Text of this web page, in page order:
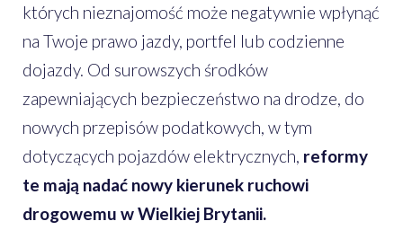
których nieznajomość może negatywnie wpłynąć
na Twoje prawo jazdy, portfel lub codzienne
dojazdy. Od surowszych środków
zapewniających bezpieczeństwo na drodze, do
nowych przepisów podatkowych, w tym
dotyczących pojazdów elektrycznych, reformy
te mają nadać nowy kierunek ruchowi
drogowemu w Wielkiej Brytanii.